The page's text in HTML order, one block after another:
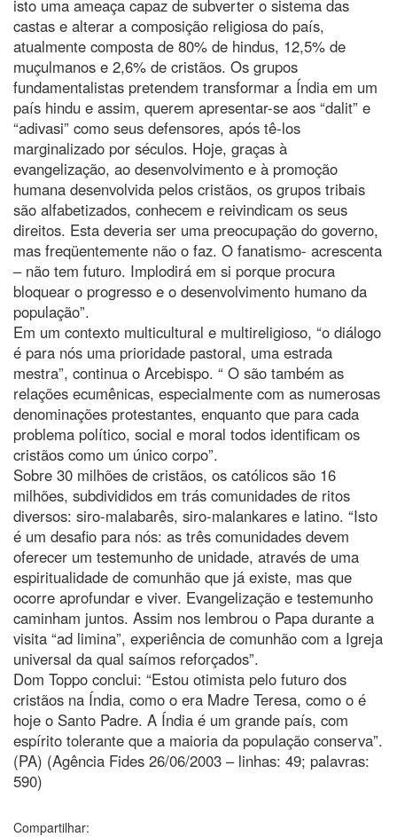
isto uma ameaça capaz de subverter o sistema das
castas e alterar a composição religiosa do país,
atualmente composta de 80% de hindus, 12,5% de
muçulmanos e 2,6% de cristãos. Os grupos
fundamentalistas pretendem transformar a Índia em um
país hindu e assim, querem apresentar-se aos “dalit” e
“adivasi” como seus defensores, após tê-los
marginalizado por séculos. Hoje, graças à
evangelização, ao desenvolvimento e à promoção
humana desenvolvida pelos cristãos, os grupos tribais
são alfabetizados, conhecem e reivindicam os seus
direitos. Esta deveria ser uma preocupação do governo,
mas freqüentemente não o faz. O fanatismo- acrescenta
– não tem futuro. Implodirá em si porque procura
bloquear o progresso e o desenvolvimento humano da
população”.
Em um contexto multicultural e multireligioso, “o diálogo
é para nós uma prioridade pastoral, uma estrada
mestra”, continua o Arcebispo. “ O são também as
relações ecumênicas, especialmente com as numerosas
denominações protestantes, enquanto que para cada
problema político, social e moral todos identificam os
cristãos como um único corpo”.
Sobre 30 milhões de cristãos, os católicos são 16
milhões, subdivididos em trás comunidades de ritos
diversos: siro-malabarês, siro-malankares e latino. “Isto
é um desafio para nós: as três comunidades devem
oferecer um testemunho de unidade, através de uma
espiritualidade de comunhão que já existe, mas que
ocorre aprofundar e viver. Evangelização e testemunho
caminham juntos. Assim nos lembrou o Papa durante a
visita “ad limina”, experiência de comunhão com a Igreja
universal da qual saímos reforçados”.
Dom Toppo conclui: “Estou otimista pelo futuro dos
cristãos na Índia, como o era Madre Teresa, como o é
hoje o Santo Padre. A Índia é um grande país, com
espírito tolerante que a maioria da população conserva”.
(PA) (Agência Fides 26/06/2003 – linhas: 49; palavras:
590)
Compartilhar: